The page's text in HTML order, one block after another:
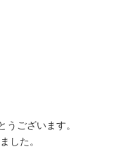
うございます。
した。